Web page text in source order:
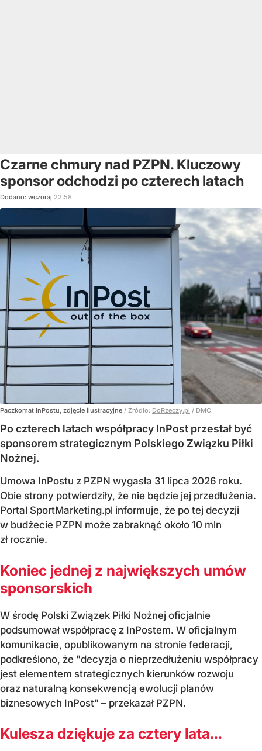
Czarne chmury nad PZPN. Kluczowy
sponsor odchodzi po czterech latach
Dodano: wczoraj 22:58
Paczkomat InPostu, zdjęcie ilustracyjne / Źródło: DoRzeczy.pl / DMC
Po czterech latach współpracy InPost przestał być
sponsorem strategicznym Polskiego Związku Piłki
Nożnej.
Umowa InPostu z PZPN wygasła 31 lipca 2026 roku.
Obie strony potwierdziły, że nie będzie jej przedłużenia.
Portal SportMarketing.pl informuje, że po tej decyzji
w budżecie PZPN może zabraknąć około 10 mln
zł rocznie.
Koniec jednej z największych umów
sponsorskich
W środę Polski Związek Piłki Nożnej oficjalnie
podsumował współpracę z InPostem. W oficjalnym
komunikacie, opublikowanym na stronie federacji,
podkreślono, że "decyzja o nieprzedłużeniu współpracy
jest elementem strategicznych kierunków rozwoju
oraz naturalną konsekwencją ewolucji planów
biznesowych InPost" – przekazał PZPN.
Kulesza dziękuje za cztery lata...